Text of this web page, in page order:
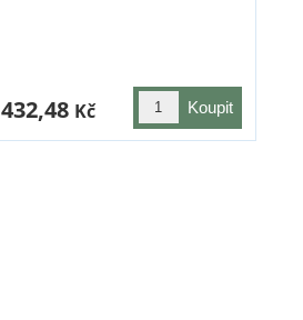
432,48 Kč